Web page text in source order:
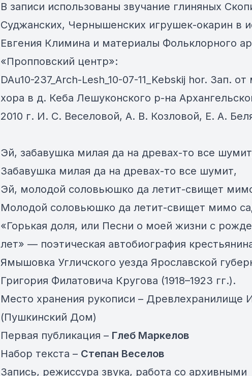
В записи использованы звучание глиняных
Суджанских, Чернышенских игрушек-окарин в
Евгения Климина и материалы Фольклорного
«Пропповский центр»:
DAu10-237_Arch-Lesh_10-07-11_Kebskij hor. Зап.
хора в д. Кеба Лешуконского р-на
2010 г. И. С. Веселовой, А. В. Козловой, Е. А.
Эй, забавушка милая да на древах-то все
Забавушка милая да на древах-то все шумит,
Эй, молодой соловьюшко да летит-свищет
Молодой соловьюшко да летит-свищет мимо
«Горькая доля, или Песни о моей жизни с
лет» — поэтическая автобиография
Ямышовка Угличского уезда Ярославской
Григория Филатовича Кругова (1918–1923 гг.).
Место хранения рукописи – Древлехранилище
(Пушкинский Дом)
Первая публикация – Глеб Маркелов
Набор текста – Степан Веселов
Запись, режиссура звука, работа со архивными